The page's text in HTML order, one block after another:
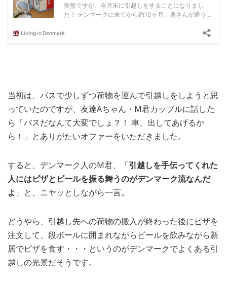
当初は、バスで少しずつ荷物を運んで引越しをしようと思
っていたのですが、友達Aちゃん・M君カップルに話した
ら「バスだなんて大変でしょ？！ 車、出してあげるか
ら！」とありがたいオファーをいただきました。
すると、デンマーク人のM君、「引越しを手伝ってくれた
人にはピザとビールを振る舞うのがデンマーク流なんだ
よ 」と、ニヤッとしながら一言。
どうやら、引越し先への荷物の搬入が終わった後にピザを
注文して、段ボールに囲まれながらビールを飲みながら新
居でピザを食す・・・というのがデンマークでよくある引
越しの光景だそうです。